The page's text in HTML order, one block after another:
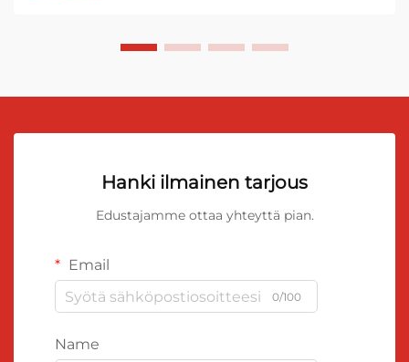
Hanki ilmainen tarjous
Edustajamme ottaa yhteyttä pian.
Email
0/100
Name